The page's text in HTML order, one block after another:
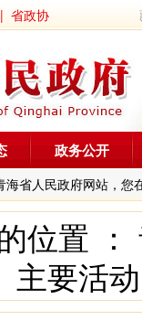
| 省政协
海省人民政府网站，您
政务公开
位置 ：
主要活动